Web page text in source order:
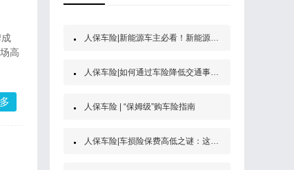
高
人保车险|新能源车主必看！新能源汽车第三者责任保险
人保车险|如何通过车险降低交通事故的经济风险？
人保车险 | “保姆级”购车险指南
人保车险|车损险保费高低之谜：这些因素决定了你的保费